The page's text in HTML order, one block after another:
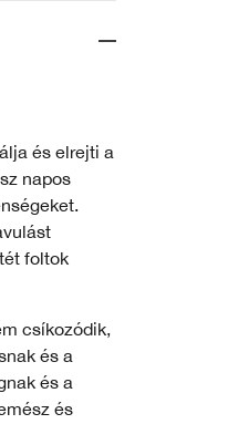
és elrejti a
napos
foltok
csíkozódik,
és a
és a
és